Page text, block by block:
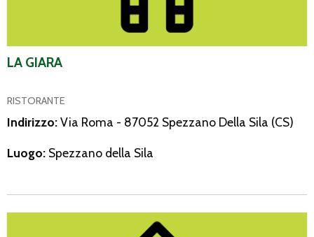
LA GIARA
RISTORANTE
Indirizzo:Via Roma - 87052 Spezzano Della Sila (CS)
Luogo: Spezzano della Sila